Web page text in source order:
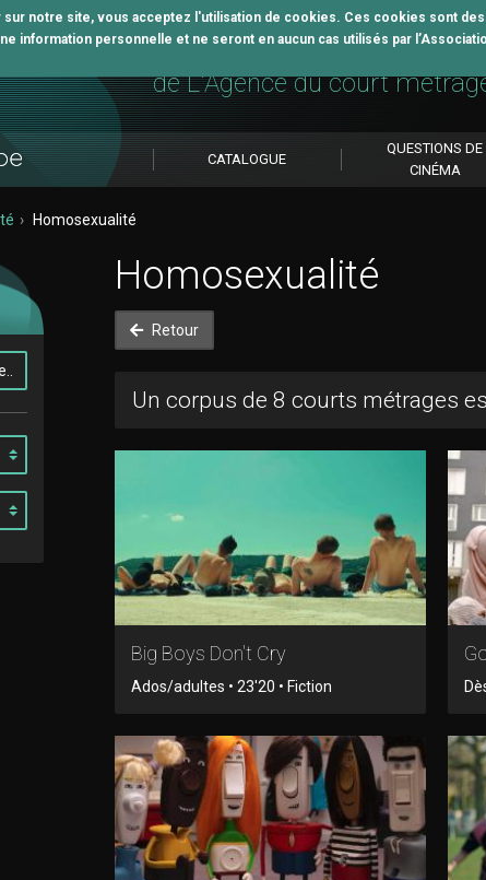
sur notre site, vous acceptez l'utilisation de cookies. Ces cookies sont
information personnelle et ne seront en aucun cas utilisés par
L'outil pédagogique
de L'Agence du court
CATALOGUE
QUESTIONS DE
CINÉMA
Homosexualité
Homosexualité
Retour
Un corpus de 8 courts métrages
Big Boys Don't Cry
Ados/adultes • 23'20 • Fiction